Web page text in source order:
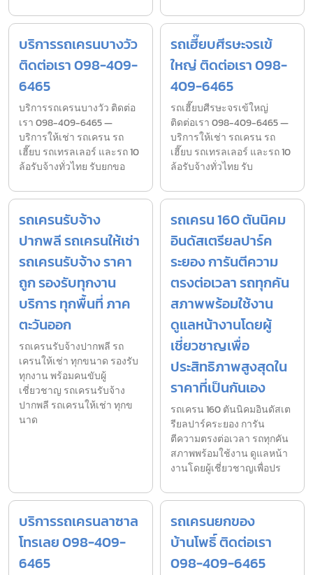
บริการรถเครนบางวัว
ติดต่อเรา 098-409-
6465
บริการรถเครนบางวัว ติดต่อ
เรา 098-409-6465 —
บริการให้เช่า รถเครน รถ
เฮี๊ยบ รถเทรลเลอร์ และรถ 10
ล้อรับจ้างทั่วไทย รับยกขอ
รถเฮี๊ยบศีรษะจรเข้
ใหญ่ ติดต่อเรา 098-
409-6465
รถเฮี๊ยบศีรษะจรเข้ใหญ่
ติดต่อเรา 098-409-6465 —
บริการให้เช่า รถเครน รถ
เฮี๊ยบ รถเทรลเลอร์ และรถ 10
ล้อรับจ้างทั่วไทย รับ
รถเครนรับจ้าง
ปากพลี รถเครนให้เช่า
รถเครนรับจ้าง ราคา
ถูก รองรับทุกงาน
บริการ ทุกพื้นที่ ภาค
ตะวันออก
รถเครนรับจ้างปากพลี รถ
เครนให้เช่า ทุกขนาด รองรับ
ทุกงาน พร้อมคนขับผู้
เชี่ยวชาญ รถเครนรับจ้าง
ปากพลี รถเครนให้เช่า ทุกข
นาด
รถเครน 160 ตันนิคม
อินดัสเตรียลปาร์ค
ระยอง การันตีความ
ตรงต่อเวลา รถทุกคัน
สภาพพร้อมใช้งาน
ดูแลหน้างานโดยผู้
เชี่ยวชาญเพื่อ
ประสิทธิภาพสูงสุดใน
ราคาที่เป็นกันเอง
รถเครน 160 ตันนิคมอินดัสเต
รียลปาร์คระยอง การัน
ตีความตรงต่อเวลา รถทุกคัน
สภาพพร้อมใช้งาน ดูแลหน้า
งานโดยผู้เชี่ยวชาญเพื่อปร
บริการรถเครนลาซาล
โทรเลย 098-409-
6465
รถเครนยกของ
บ้านโพธิ์ ติดต่อเรา
098-409-6465